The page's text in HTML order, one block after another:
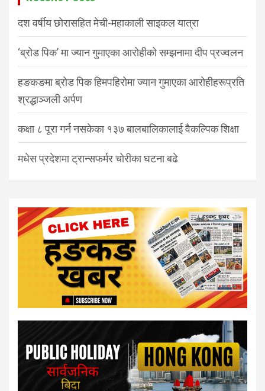
दश वर्षीय छोरासहित मेची-महाकाली साइकल यात्रा
‘ब्रोड पिक’ मा ज्यान गुमाएका आरोहीको सम्झनामा दीप प्रज्वलन
हङकङमा ब्रोड पिक हिमपहिरोमा ज्यान गुमाएका आरोहीहरूप्रति
श्रद्धाञ्जली अर्पण
कक्षा ८ पूरा गर्न नसकेका १३७ बालबालिकालाई वैकल्पिक शिक्षा
मधेस प्रदेशमा ट्रान्सफर्मर चोरीका घटना बढे